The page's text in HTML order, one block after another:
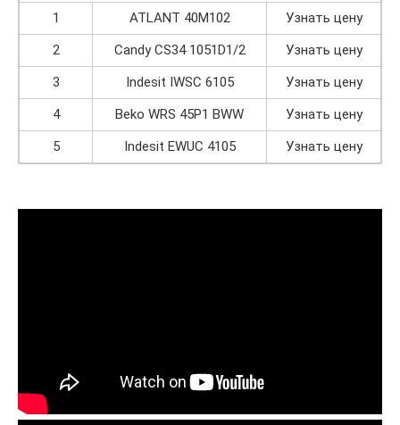
1
ATLANT 40М102
Узнать цену
2
Candy CS34 1051D1/2
Узнать цену
3
Indesit IWSC 6105
Узнать цену
4
Beko WRS 45P1 BWW
Узнать цену
5
Indesit EWUC 4105 Узнать цену